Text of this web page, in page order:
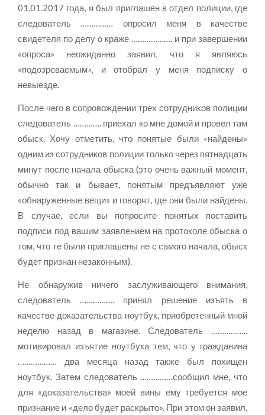
01.01.2017 года, я был приглашен в отдел полиции, где
следователь …………… опросил меня в качестве
свидетеля по делу о краже ………………. и при завершении
«опроса» неожиданно заявил, что я являюсь
«подозреваемым», и отобрал у меня подписку о
невыезде.
После чего в сопровождении трех сотрудников полиции
следователь …………. приехал ко мне домой и провел там
обыск. Хочу отметить, что понятые были «найдены»
одним из сотрудников полиции только через пятнадцать
минут после начала обыска (это очень важный момент,
обычно так и бывает, понятым предъявляют уже
«обнаруженные вещи» и говорят, где они были найдены.
В случае, если вы попросите понятых поставить
подписи под вашим заявлением на протоколе обыска о
том, что те были приглашены не с самого начала, обыск
будет признан незаконным).
Не обнаружив ничего заслуживающего внимания,
следователь ……………. принял решение изъять в
качестве доказательства ноутбук, приобретенный мной
неделю назад в магазине. Следователь ……………..
мотивировал изъятие ноутбука тем, что у гражданина
……………… два месяца назад также был похищен
ноутбук. Затем следователь ……………сообщил мне, что
для «доказательства» моей вины ему требуется мое
признание и «дело будет раскрыто». При этом он заявил,